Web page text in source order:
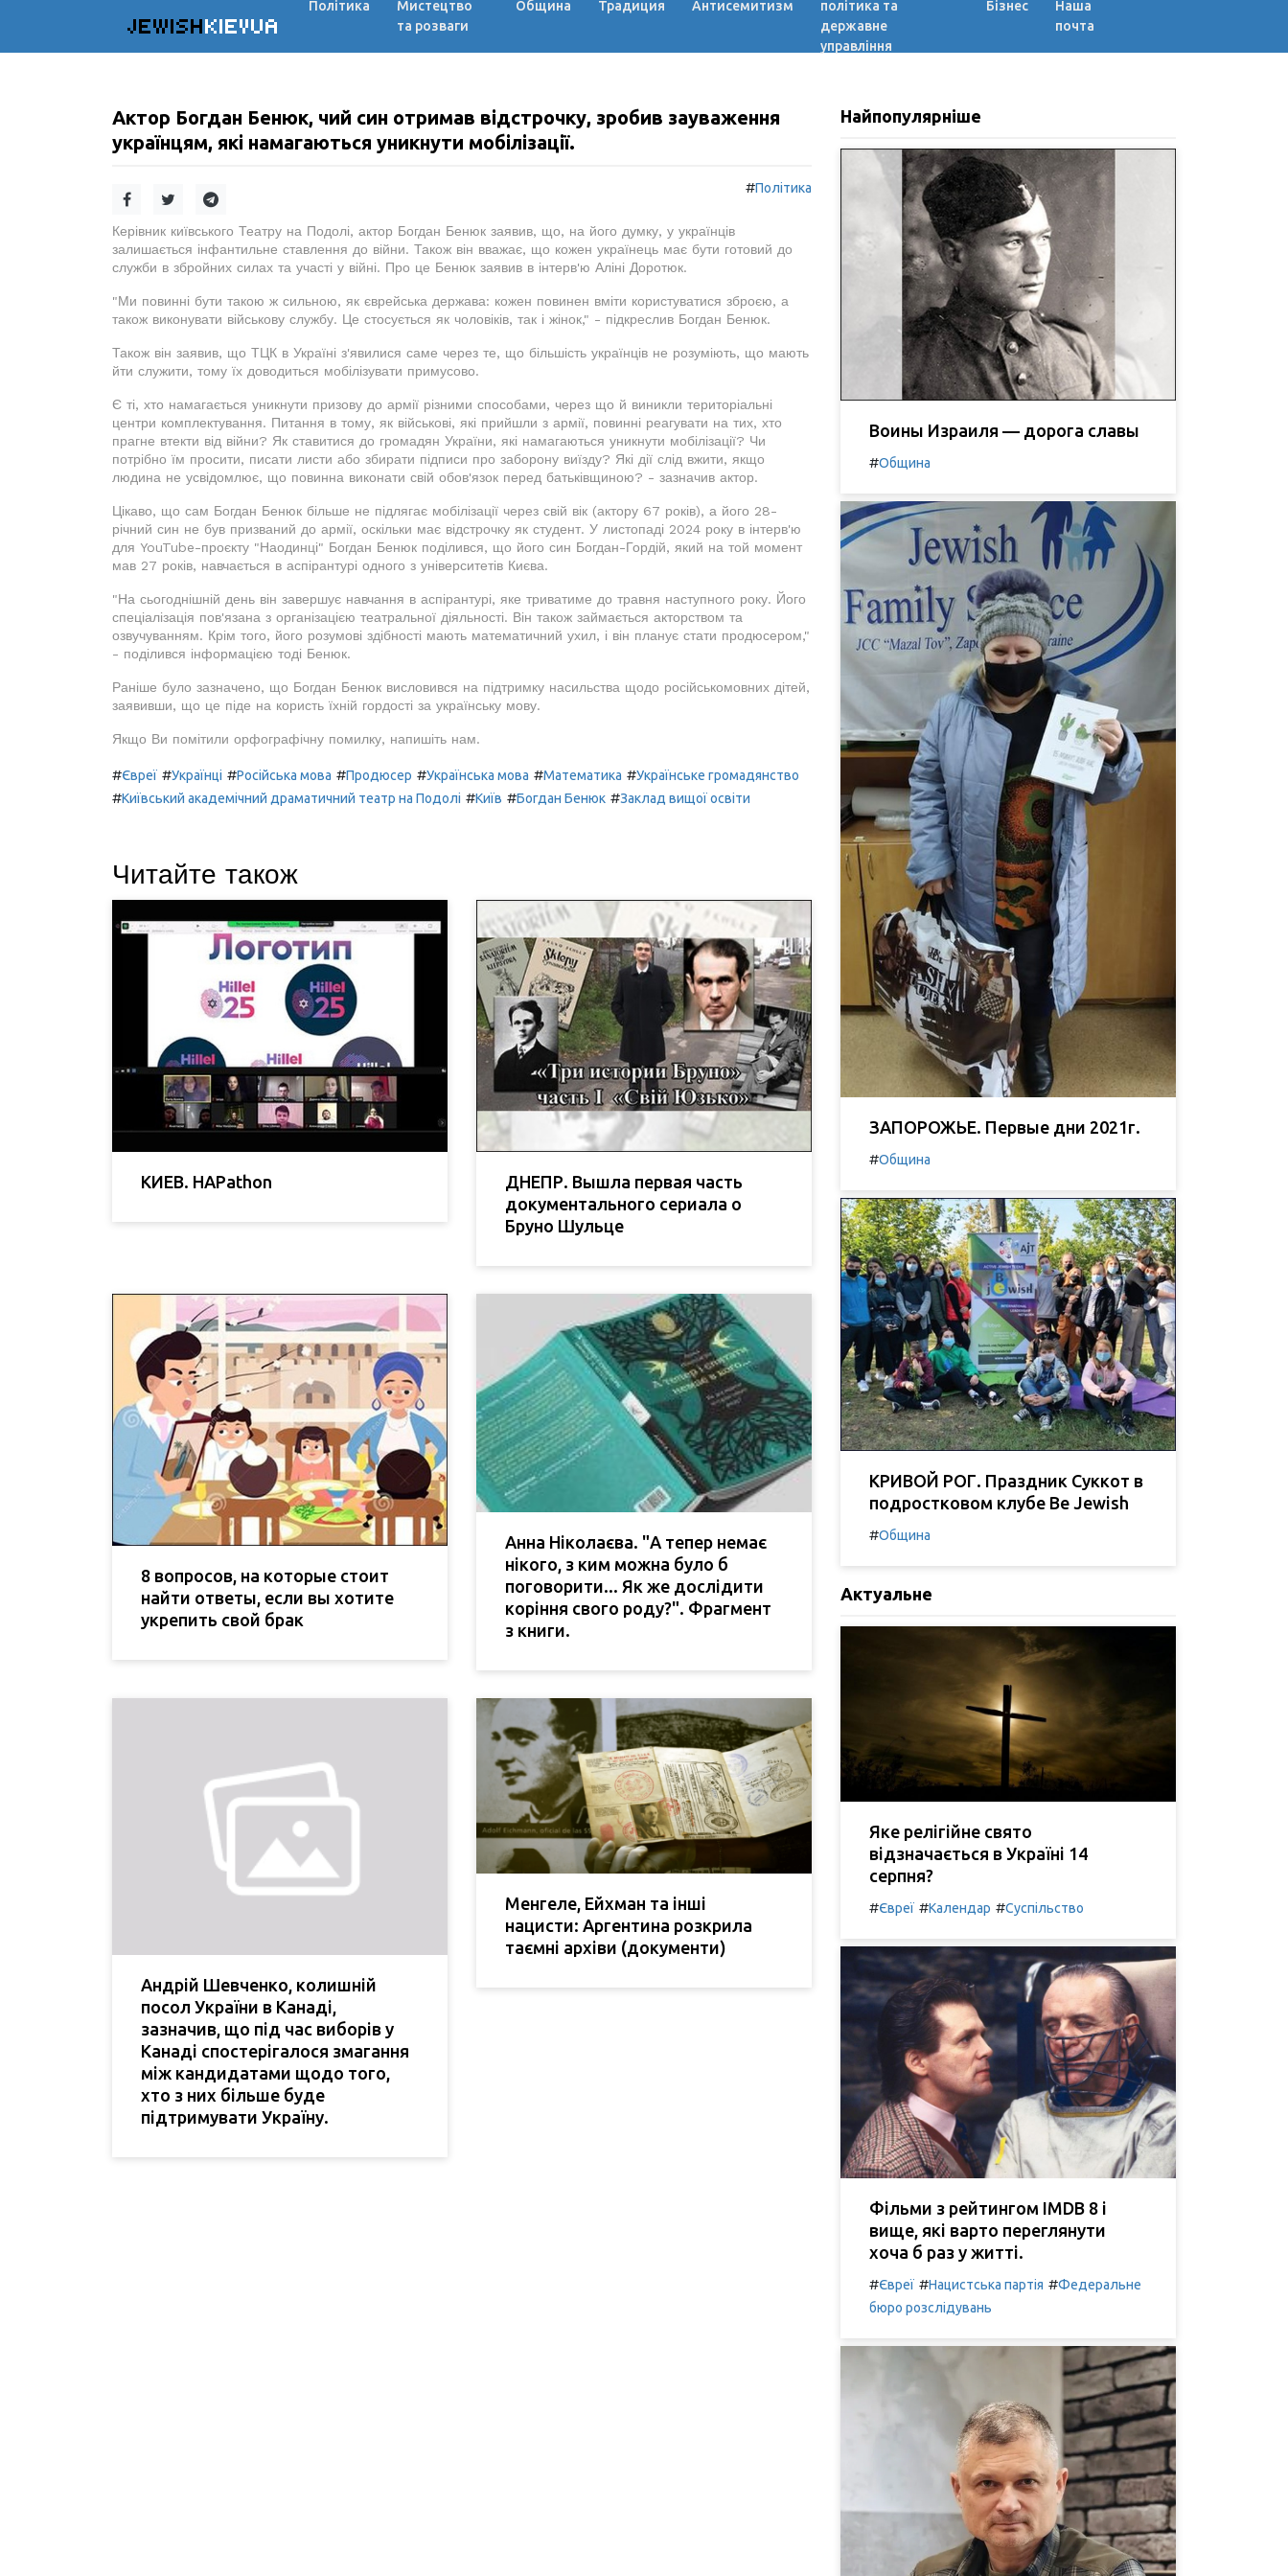
JEWISHKIEVUA
Політика
Мистецтво
та розваги
Община Традиция Антисемитизм
політика та
державне
управління
Бізнес
Наша
почта
Актор Богдан Бенюк, чий син отримав відстрочку, зробив зауваження
українцям, які намагаються уникнути мобілізації.
#Політика
Керівник київського Театру на Подолі, актор Богдан Бенюк заявив, що, на його думку, у українців
залишається інфантильне ставлення до війни. Також він вважає, що кожен українець має бути готовий до
служби в збройних силах та участі у війні. Про це Бенюк заявив в інтерв'ю Аліні Доротюк.
"Ми повинні бути такою ж сильною, як єврейська держава: кожен повинен вміти користуватися зброєю, а
також виконувати військову службу. Це стосується як чоловіків, так і жінок," - підкреслив Богдан Бенюк.
Також він заявив, що ТЦК в Україні з'явилися саме через те, що більшість українців не розуміють, що мають
йти служити, тому їх доводиться мобілізувати примусово.
Є ті, хто намагається уникнути призову до армії різними способами, через що й виникли територіальні
центри комплектування. Питання в тому, як військові, які прийшли з армії, повинні реагувати на тих, хто
прагне втекти від війни? Як ставитися до громадян України, які намагаються уникнути мобілізації? Чи
потрібно їм просити, писати листи або збирати підписи про заборону виїзду? Які дії слід вжити, якщо
людина не усвідомлює, що повинна виконати свій обов'язок перед батьківщиною? - зазначив актор.
Цікаво, що сам Богдан Бенюк більше не підлягає мобілізації через свій вік (актору 67 років), а його 28-
річний син не був призваний до армії, оскільки має відстрочку як студент. У листопаді 2024 року в інтерв'ю
для YouTube-проєкту "Наодинці" Богдан Бенюк поділився, що його син Богдан-Гордій, який на той момент
мав 27 років, навчається в аспірантурі одного з університетів Києва.
"На сьогоднішній день він завершує навчання в аспірантурі, яке триватиме до травня наступного року. Його
спеціалізація пов'язана з організацією театральної діяльності. Він також займається акторством та
озвучуванням. Крім того, його розумові здібності мають математичний ухил, і він планує стати продюсером,"
- поділився інформацією тоді Бенюк.
Раніше було зазначено, що Богдан Бенюк висловився на підтримку насильства щодо російськомовних дітей,
заявивши, що це піде на користь їхній гордості за українську мову.
Якщо Ви помітили орфографічну помилку, напишіть нам.
#Євреї #Українці #Російська мова #Продюсер #Українська мова #Математика #Українське громадянство
#Київський академічний драматичний театр на Подолі #Київ #Богдан Бенюк #Заклад вищої освіти
Читайте також
КИЕВ. HAPathon
ДНЕПР. Вышла первая часть
документального сериала о
Бруно Шульце
8 вопросов, на которые стоит
найти ответы, если вы хотите
укрепить свой брак
Анна Ніколаєва. "А тепер немає
нікого, з ким можна було б
поговорити... Як же дослідити
коріння свого роду?". Фрагмент
з книги.
Андрій Шевченко, колишній
посол України в Канаді,
зазначив, що під час виборів у
Канаді спостерігалося змагання
між кандидатами щодо того,
хто з них більше буде
підтримувати Україну.
Менгеле, Ейхман та інші
нацисти: Аргентина розкрила
таємні архіви (документи)
Найпопулярніше
Воины Израиля — дорога славы
#Община
ЗАПОРОЖЬЕ. Первые дни 2021г.
#Община
КРИВОЙ РОГ. Праздник Суккот в
подростковом клубе Be Jewish
#Община
Актуальне
Яке релігійне свято
відзначається в Україні 14
серпня?
#Євреї #Календар #Суспільство
Фільми з рейтингом IMDB 8 і
вище, які варто переглянути
хоча б раз у житті.
#Євреї #Нацистська партія #Федеральне
бюро розслідувань